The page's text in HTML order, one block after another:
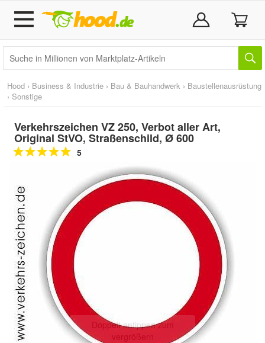
Hood › Business & Industrie › Bau & Bauhandwerk › Baustellenausrüstung
› Sonstige
Verkehrszeichen VZ 250, Verbot aller Art,
Original StVO, Straßenschild, Ø 600
5
Doppelt antippen zum
vergrößern